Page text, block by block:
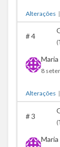
Alterações |
#4
(
8
Alterações |
#3
(